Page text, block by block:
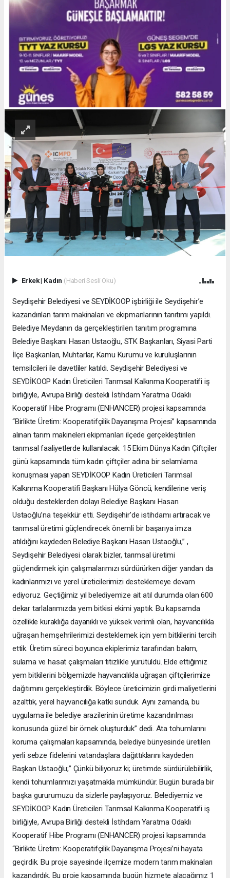
Erkek| Kadın (Haberi Sesli Oku)
Seydişehir Belediyesi ve SEYDİKOOP işbirliği ile Seydişehir’e
kazandırılan tarım makinaları ve ekipmanlarının tanıtımı yapıldı.
Belediye Meydanın da gerçekleştirilen tanıtım programına
Belediye Başkanı Hasan Ustaoğlu, STK Başkanları, Siyasi Parti
İlçe Başkanları, Muhtarlar, Kamu Kurumu ve kuruluşlarının
temsilcileri ile davetliler katıldı. Seydişehir Belediyesi ve
SEYDİKOOP Kadın Üreticileri Tarımsal Kalkınma Kooperatifi iş
birliğiyle, Avrupa Birliği destekli İstihdam Yaratma Odaklı
Kooperatif Hibe Programı (ENHANCER) projesi kapsamında
“Birlikte Üretim: Kooperatifçilik Dayanışma Projesi” kapsamında
alınan tarım makineleri ekipmanları ilçede gerçekleştirilen
tarımsal faaliyetlerde kullanılacak. 15 Ekim Dünya Kadın Çiftçiler
günü kapsamında tüm kadın çiftçiler adına bir selamlama
konuşması yapan SEYDİKOOP Kadın Üreticileri Tarımsal
Kalkınma Kooperatifi Başkanı Hülya Göncü, kendilerine veriş
olduğu desteklerden dolayı Belediye Başkanı Hasan
Ustaoğlu’na teşekkür etti. Seydişehir’de istihdamı artıracak ve
tarımsal üretimi güçlendirecek önemli bir başarıya imza
atıldığını kaydeden Belediye Başkanı Hasan Ustaoğlu,” ,
Seydişehir Belediyesi olarak bizler, tarımsal üretimi
güçlendirmek için çalışmalarımızı sürdürürken diğer yandan da
kadınlarımızı ve yerel üreticilerimizi desteklemeye devam
ediyoruz. Geçtiğimiz yıl belediyemize ait atıl durumda olan 600
dekar tarlalarımızda yem bitkisi ekimi yaptık. Bu kapsamda
özellikle kuraklığa dayanıklı ve yüksek verimli olan, hayvancılıkla
uğraşan hemşehrilerimizi desteklemek için yem bitkilerini tercih
ettik. Üretim süreci boyunca ekiplerimiz tarafından bakım,
sulama ve hasat çalışmaları titizlikle yürütüldü. Elde ettiğimiz
yem bitkilerini bölgemizde hayvancılıkla uğraşan çiftçilerimize
dağıtımını gerçekleştirdik. Böylece üreticimizin girdi maliyetlerini
azalttık, yerel hayvancılığa katkı sunduk. Aynı zamanda, bu
uygulama ile belediye arazilerinin üretime kazandırılması
konusunda güzel bir örnek oluşturduk” dedi. Ata tohumlarını
koruma çalışmaları kapsamında, belediye bünyesinde üretilen
yerli sebze fidelerini vatandaşlara dağıttıklarını kaydeden
Başkan Ustaoğlu;” Çünkü biliyoruz ki; üretimde sürdürülebilirlik,
kendi tohumlarımızı yaşatmakla mümkündür. Bugün burada bir
başka gururumuzu da sizlerle paylaşıyoruz. Belediyemiz ve
SEYDİKOOP Kadın Üreticileri Tarımsal Kalkınma Kooperatifi iş
birliğiyle, Avrupa Birliği destekli İstihdam Yaratma Odaklı
Kooperatif Hibe Programı (ENHANCER) projesi kapsamında
“Birlikte Üretim: Kooperatifçilik Dayanışma Projesi’ni hayata
geçirdik. Bu proje sayesinde ilçemize modern tarım makinaları
kazandırdık. Bu proje kapsamında bugün hizmete alacağımız 1